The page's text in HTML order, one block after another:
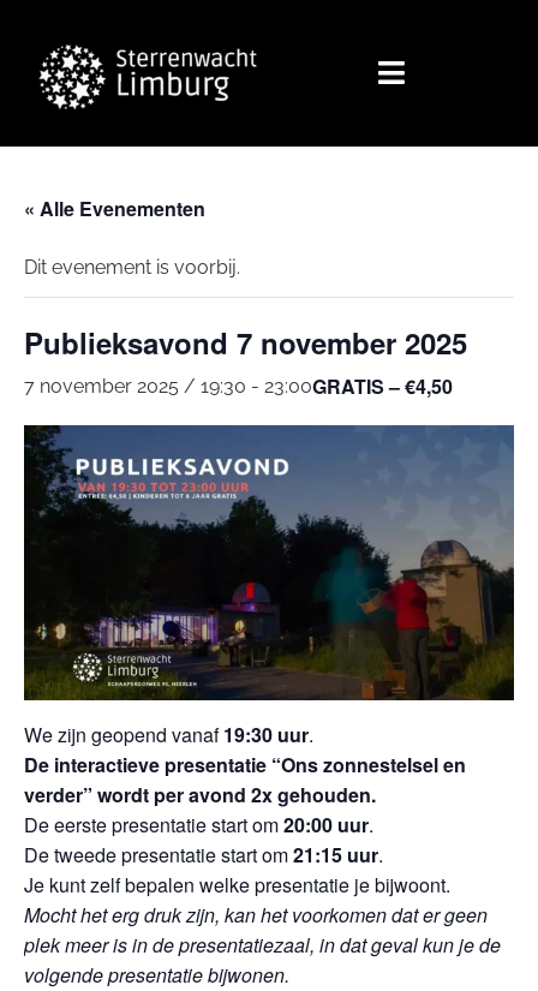
« Alle Evenementen
Dit evenement is voorbij.
Publieksavond 7 november 2025
7 november 2025 / 19:30 - 23:00GRATIS – €4,50
We zijn geopend vanaf19:30 uur.
De interactieve presentatie “Ons zonnestelsel en
verder” wordt per avond 2x gehouden.
De eerste presentatie start om20:00 uur.
De tweede presentatie start om21:15 uur.
Je kunt zelf bepalen welke presentatie je bijwoont.
Mocht het erg druk zijn, kan het voorkomen dat er geen
plek meer is in de presentatiezaal, in dat geval kun je de
volgende presentatie bijwonen.